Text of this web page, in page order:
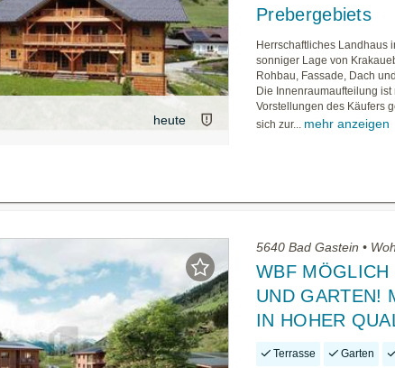
heute
Prebergebiets
Herrschaftliches Landhaus
sonniger Lage von
Rohbau, Fassade, Dach
Die Innenraumaufteilung
Vorstellungen des Käufers
sich zur... mehr anzeigen
5640 Bad Gastein •
WBF
UND GARTEN!
IN HOHER
Terrasse Garten